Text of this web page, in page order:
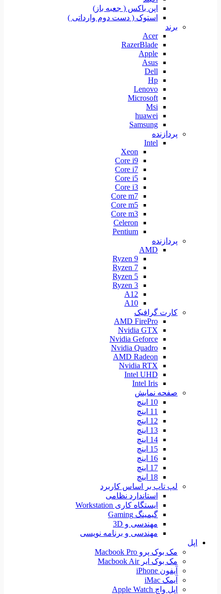
اپن باکس ( جعبه باز)
استوک ( دست دوم وارداتی )
برند
Acer
RazerBlade
Apple
Asus
Dell
Hp
Lenovo
Microsoft
Msi
huawei
Samsung
پردازنده
Intel
Xeon
Core i9
Core i7
Core i5
Core i3
Core m7
Core m5
Core m3
Celeron
Pentium
پردازنده
AMD
Ryzen 9
Ryzen 7
Ryzen 5
Ryzen 3
A12
A10
کارت گرافیک
AMD FirePro
Nvidia GTX
Nvidia Geforce
Nvidia Quadro
AMD Radeon
Nvidia RTX
Intel UHD
Intel Iris
صفحه نمایش
10 اینچ
11 اینچ
12 اینچ
13 اینچ
14 اینچ
15 اینچ
16 اینچ
17 اینچ
18 اینچ
لپ تاپ بر اساس کاربرد
استاندارد نظامی
ایستگاه کاری Workstation
گیمینگ Gaming
مهندسی و 3D
مهندسی و برنامه نویسی
اپل
مک بوک پرو Macbook Pro
مک بوک ایر Macbook Air
آیفون iPhone
آیمک iMac
اپل واچ Apple Watch